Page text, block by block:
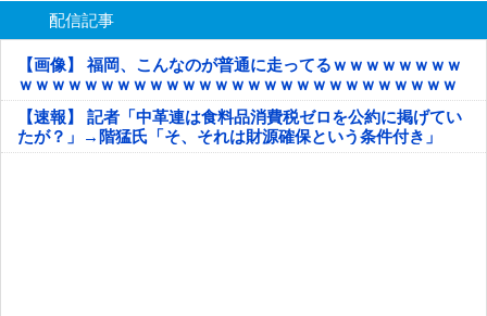
配信記事
【画像】 福岡、こんなのが普通に走ってるｗｗｗｗｗｗｗｗ
ｗｗｗｗｗｗｗｗｗｗｗｗｗｗｗｗｗｗｗｗｗｗｗｗｗｗｗ
ｗｗｗｗｗ
【速報】 記者「中革連は食料品消費税ゼロを公約に掲げてい
たが？」→階猛氏「そ、それは財源確保という条件付き」